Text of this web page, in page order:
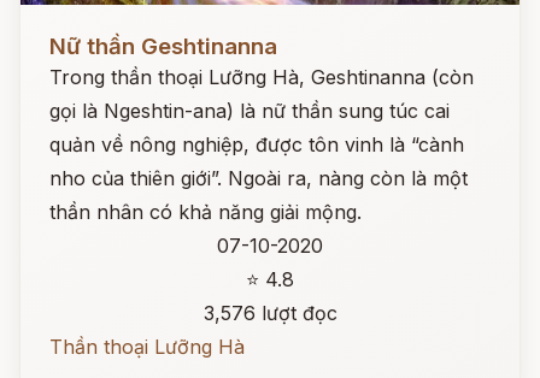
Nữ thần Geshtinanna
Trong thần thoại Lưỡng Hà, Geshtinanna (còn
gọi là Ngeshtin-ana) là nữ thần sung túc cai
quản về nông nghiệp, được tôn vinh là “cành
nho của thiên giới”. Ngoài ra, nàng còn là một
thần nhân có khả năng giải mộng.
07-10-2020
⭐ 4.8
3,576 lượt đọc
Thần thoại Lưỡng Hà